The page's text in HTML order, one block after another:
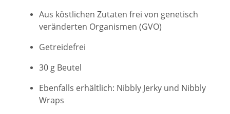
Aus köstlichen Zutaten frei von genetisch
veränderten Organismen (GVO)
Getreidefrei
30 g Beutel
Ebenfalls erhältlich: Nibbly Jerky und Nibbly
Wraps